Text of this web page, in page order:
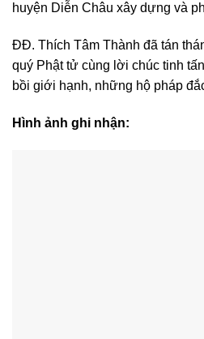
huyện Diễn Châu xây dựng và
ĐĐ. Thích Tâm Thành đã tán
quý Phật tử cùng lời chúc tinh
bồi giới hạnh, những hộ pháp
Hình ảnh ghi nhận: